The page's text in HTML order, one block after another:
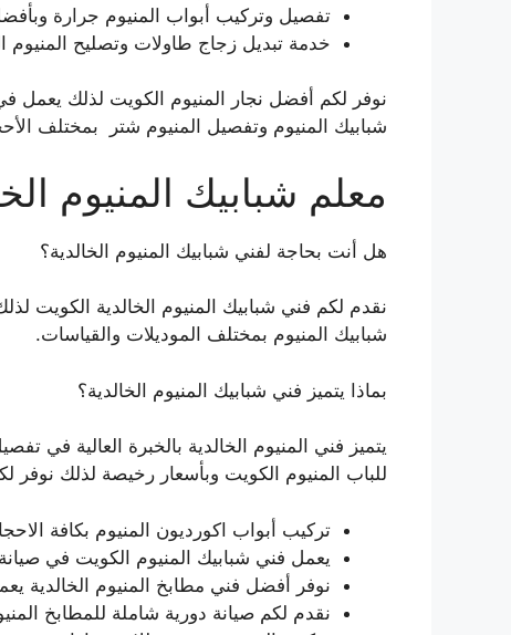
تفصيل وتركيب أبواب المنيوم جرارة
خدمة تبديل زجاج طاولات وتصليح المنيوم
نوفر لكم أفضل نجار المنيوم الكويت لذلك يعمل
شبابيك المنيوم وتفصيل المنيوم شتر بمختلف
معلم شبابيك المنيوم
هل أنت بحاجة لفني شبابيك المنيوم الخالدية؟
نقدم لكم فني شبابيك المنيوم الخالدية الكويت
شبابيك المنيوم بمختلف الموديلات والقياسات.
بماذا يتميز فني شبابيك المنيوم الخالدية؟
يتميز فني المنيوم الخالدية بالخبرة العالية في
للباب المنيوم الكويت وبأسعار رخيصة لذلك
تركيب أبواب اكورديون المنيوم بكافة
يعمل فني شبابيك المنيوم الكويت في
نوفر أفضل فني مطابخ المنيوم الخالدية
نقدم لكم صيانة دورية شاملة للمطابخ